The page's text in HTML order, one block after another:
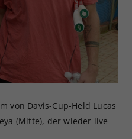
von Davis-Cup-Held Lucas
(Mitte), der wieder live
Einstellungen, falls der
dies eingestellt hat.